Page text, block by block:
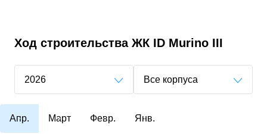
Ход строительства ЖК ID Murino III
2026 Все корпуса
Апр. Март Февр. Янв.